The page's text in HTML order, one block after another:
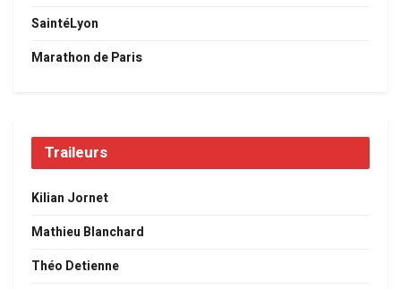
SaintéLyon
Marathon de Paris
Traileurs
Kilian Jornet
Mathieu Blanchard
Théo Detienne